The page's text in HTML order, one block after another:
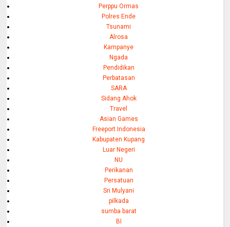
Perppu Ormas
Polres Ende
Tsunami
Alrosa
Kampanye
Ngada
Pendidikan
Perbatasan
SARA
Sidang Ahok
Travel
Asian Games
Freeport Indonesia
Kabupaten Kupang
Luar Negeri
NU
Perikanan
Persatuan
Sri Mulyani
pilkada
sumba barat
BI